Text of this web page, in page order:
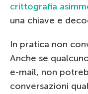
crittografia
una chiave e
In pratica non
Anche se
e-mail, non
conversazioni